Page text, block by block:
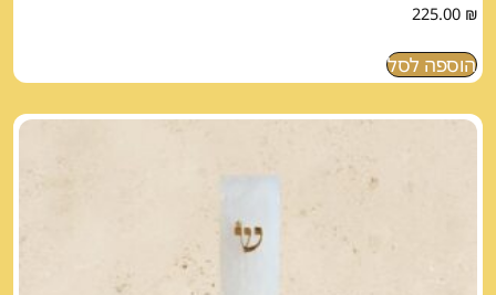
225.00 ₪
הוספה לסל